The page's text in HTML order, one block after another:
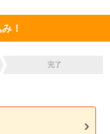
！
完了